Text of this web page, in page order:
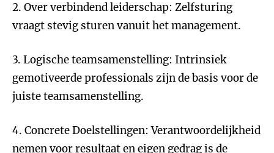
2. Over verbindend leiderschap: Zelfsturing
vraagt stevig sturen vanuit het management.
3. Logische teamsamenstelling: Intrinsiek
gemotiveerde professionals zijn de basis voor de
juiste teamsamenstelling.
4. Concrete Doelstellingen: Verantwoordelijkheid
nemen voor resultaat en eigen gedrag is de